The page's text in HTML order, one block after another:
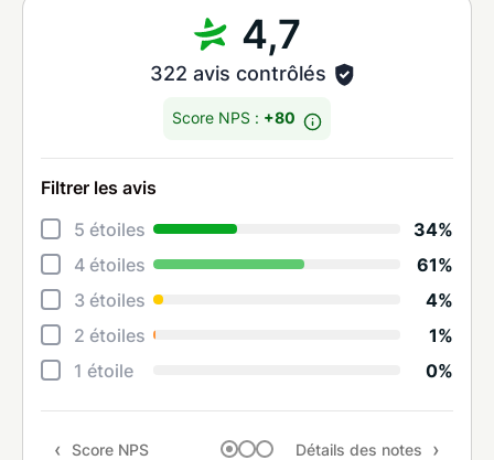
4,7
322 avis contrôlés
Score NPS : +80
Filtrer les avis
5 étoiles
34%
4 étoiles
61%
3 étoiles
4%
2 étoiles
1%
1 étoile
0%
Score NPS Détails des notes